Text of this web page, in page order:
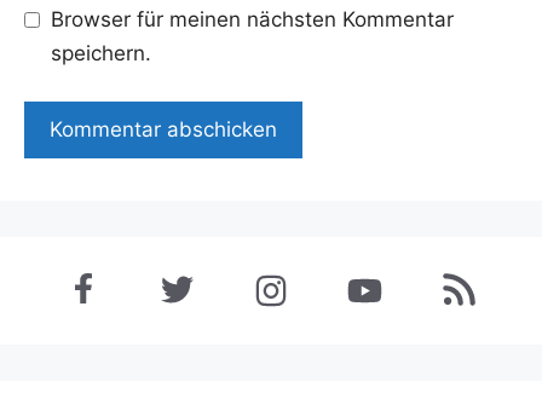
Browser für meinen nächsten Kommentar
speichern.